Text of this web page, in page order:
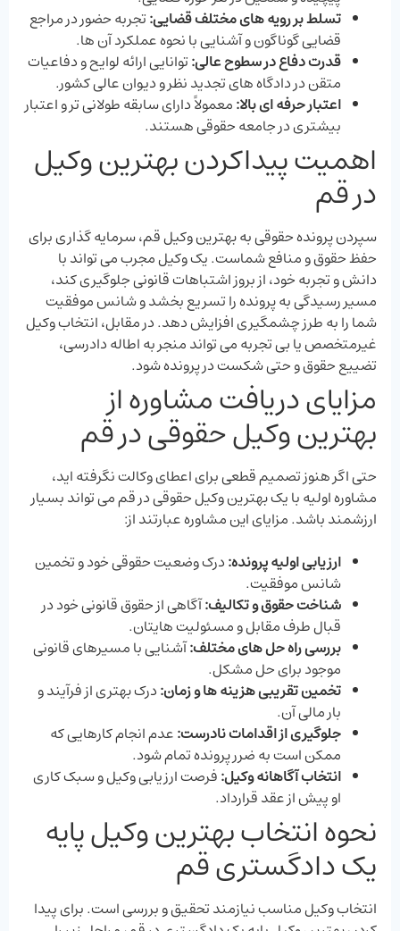
تسلط بر رویه ‌های مختلف قضایی:تجربه حضور در مراجع
قضایی گوناگون و آشنایی با نحوه عملکرد آن ‌ها.
قدرت دفاع در سطوح عالی:توانایی ارائه لوایح و دفاعیات
متقن در دادگاه‌ های تجدید نظر و دیوان عالی کشور.
اعتبار حرفه ‌ای بالا:معمولاً دارای سابقه طولانی ‌تر و اعتبار
بیشتری در جامعه حقوقی هستند.
اهمیت پیداکردن بهترین وکیل
در قم
سپردن پرونده حقوقی به بهترین وکیل قم، سرمایه‌ گذاری برای
حفظ حقوق و منافع شماست. یک وکیل مجرب می ‌تواند با
دانش و تجربه خود، از بروز اشتباهات قانونی جلوگیری کند،
مسیر رسیدگی به پرونده را تسریع بخشد و شانس موفقیت
شما را به طرز چشمگیری افزایش دهد. در مقابل، انتخاب وکیل
غیرمتخصص یا بی ‌تجربه می ‌تواند منجر به اطاله دادرسی،
تضییع حقوق و حتی شکست در پرونده شود.
مزایای دریافت مشاوره از
بهترین وکیل حقوقی در قم
حتی اگر هنوز تصمیم قطعی برای اعطای وکالت نگرفته ‌اید،
مشاوره اولیه با یک بهترین وکیل حقوقی در قم می ‌تواند بسیار
ارزشمند باشد. مزایای این مشاوره عبارتند از:
ارزیابی اولیه پرونده:درک وضعیت حقوقی خود و تخمین
شانس موفقیت.
شناخت حقوق و تکالیف:آگاهی از حقوق قانونی خود در
قبال طرف مقابل و مسئولیت ‌هایتان.
بررسی راه‌ حل‌ های مختلف:آشنایی با مسیرهای قانونی
موجود برای حل مشکل.
تخمین تقریبی هزینه ‌ها و زمان:درک بهتری از فرآیند و
بار مالی آن.
جلوگیری از اقدامات نادرست:عدم انجام کارهایی که
ممکن است به ضرر پرونده تمام شود.
انتخاب آگاهانه وکیل:فرصت ارزیابی وکیل و سبک کاری
او پیش از عقد قرارداد.
نحوه انتخاب بهترین وکیل پایه
یک دادگستری قم
انتخاب وکیل مناسب نیازمند تحقیق و بررسی است. برای پیدا